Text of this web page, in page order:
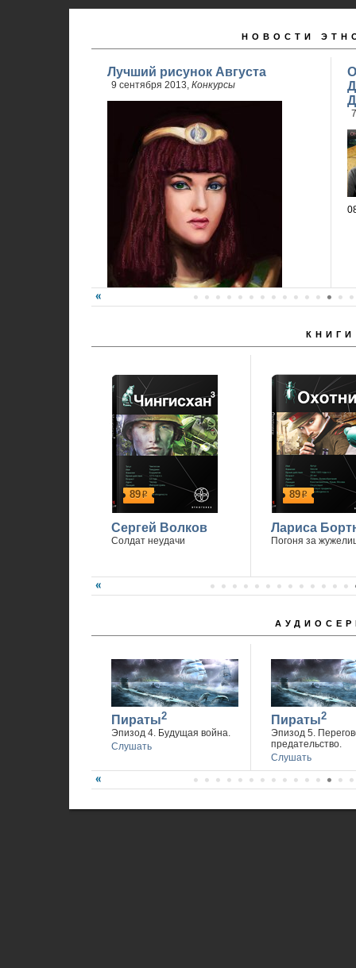
НОВОСТИ
Лучший рисунок Августа
9 сентября 2013, Конкурсы
Победитель - Анна Ремез
КНИГИ
89р
Сергей Волков
Солдат неудачи
89р
Лариса
Погоня за
Пираты2
Эпизод 4. Будущая война.
Слушать
Пираты2
Эпизод 5.
предательство.
Слушать